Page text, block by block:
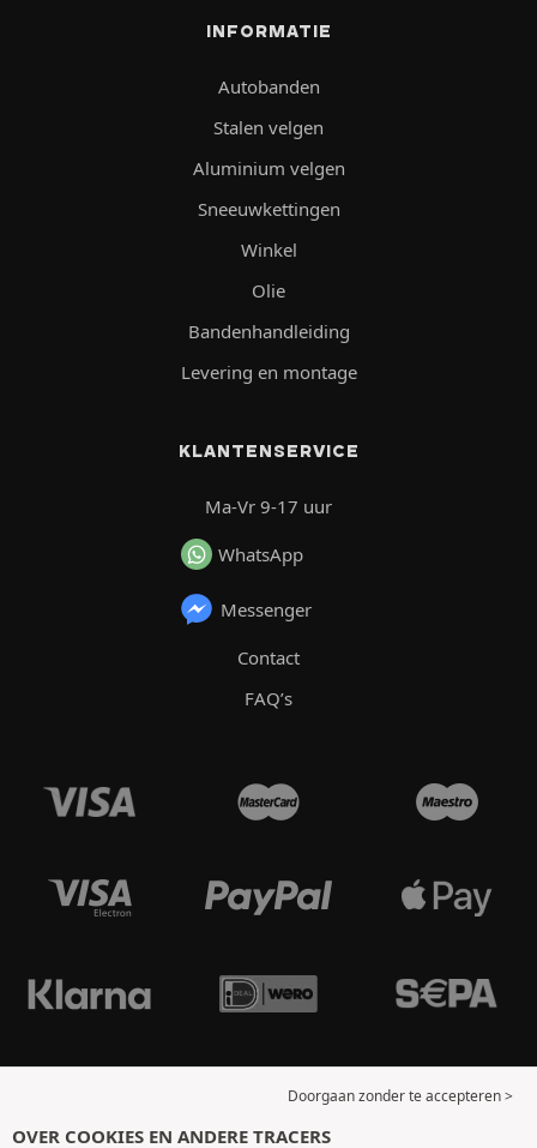
INFORMATIE
Autobanden
Stalen velgen
Aluminium velgen
Sneeuwkettingen
Winkel
Olie
Bandenhandleiding
Levering en montage
KLANTENSERVICE
Ma-Vr 9-17 uur
WhatsApp
Messenger
Contact
FAQ’s
Doorgaan zonder te accepteren >
OVER COOKIES EN ANDERE TRACERS